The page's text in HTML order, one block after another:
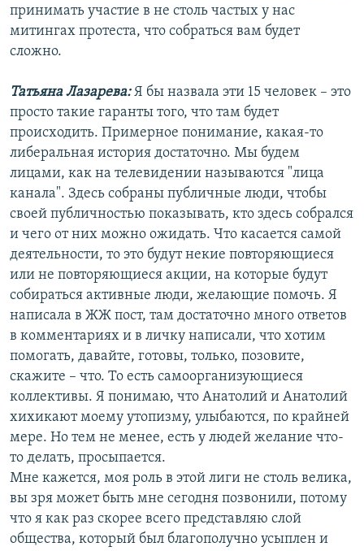
принимать участие в не столь частых у нас
митингах протеста, что собраться вам будет
сложно.
Татьяна Лазарева:Я бы назвала эти 15 человек – это
просто такие гаранты того, что там будет
происходить. Примерное понимание, какая-то
либеральная история достаточно. Мы будем
лицами, как на телевидении называются "лица
канала". Здесь собраны публичные люди, чтобы
своей публичностью показывать, кто здесь собрался
и чего от них можно ожидать. Что касается самой
деятельности, то это будут некие повторяющиеся
или не повторяющиеся акции, на которые будут
собираться активные люди, желающие помочь. Я
написала в ЖЖ пост, там достаточно много ответов
в комментариях и в личку написали, что хотим
помогать, давайте, готовы, только, позовите,
скажите – что. То есть самоорганизующиеся
коллективы. Я понимаю, что Анатолий и Анатолий
хихикают моему утопизму, улыбаются, по крайней
мере. Но тем не менее, есть у людей желание что-
то делать, просыпается.
Мне кажется, моя роль в этой лиги не столь велика,
вы зря может быть мне сегодня позвонили, потому
что я как раз скорее всего представляю слой
общества, который был благополучно усыплен и